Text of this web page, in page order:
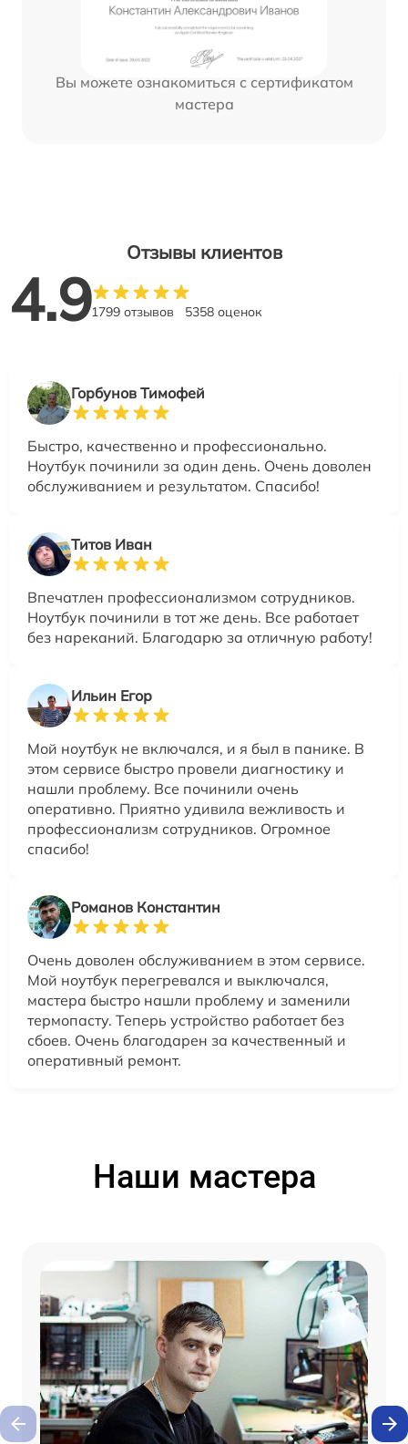
Вы можете ознакомиться с сертификатом
мастера
Отзывы клиентов
4.91799 отзывов 5358 оценок
Горбунов Тимофей
Быстро, качественно и профессионально.
Ноутбук починили за один день. Очень доволен
обслуживанием и результатом. Спасибо!
Титов Иван
Впечатлен профессионализмом сотрудников.
Ноутбук починили в тот же день. Все работает
без нареканий. Благодарю за отличную работу!
Ильин Егор
Мой ноутбук не включался, и я был в панике. В
этом сервисе быстро провели диагностику и
нашли проблему. Все починили очень
оперативно. Приятно удивила вежливость и
профессионализм сотрудников. Огромное
спасибо!
Романов Константин
Очень доволен обслуживанием в этом сервисе.
Мой ноутбук перегревался и выключался,
мастера быстро нашли проблему и заменили
термопасту. Теперь устройство работает без
сбоев. Очень благодарен за качественный и
оперативный ремонт.
Наши мастера